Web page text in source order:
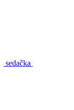
sedačka